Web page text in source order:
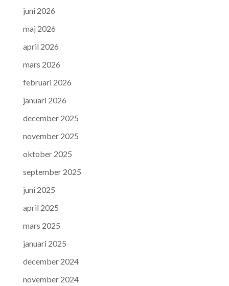
juni 2026
maj 2026
april 2026
mars 2026
februari 2026
januari 2026
december 2025
november 2025
oktober 2025
september 2025
juni 2025
april 2025
mars 2025
januari 2025
december 2024
november 2024